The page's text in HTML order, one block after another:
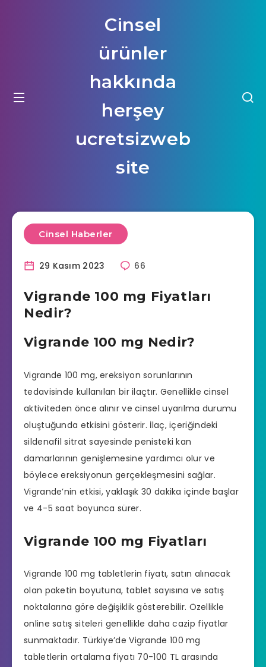
Cinsel
ürünler
hakkında
herşey
ucretsizweb
site
Cinsel Haberler
29 Kasım 2023 66
Vigrande 100 mg Fiyatları
Nedir?
Vigrande 100 mg Nedir?
Vigrande 100 mg, ereksiyon sorunlarının
tedavisinde kullanılan bir ilaçtır. Genellikle cinsel
aktiviteden önce alınır ve cinsel uyarılma durumu
oluştuğunda etkisini gösterir. İlaç, içeriğindeki
sildenafil sitrat sayesinde penisteki kan
damarlarının genişlemesine yardımcı olur ve
böylece ereksiyonun gerçekleşmesini sağlar.
Vigrande’nin etkisi, yaklaşık 30 dakika içinde başlar
ve 4-5 saat boyunca sürer.
Vigrande 100 mg Fiyatları
Vigrande 100 mg tabletlerin fiyatı, satın alınacak
olan paketin boyutuna, tablet sayısına ve satış
noktalarına göre değişiklik gösterebilir. Özellikle
online satış siteleri genellikle daha cazip fiyatlar
sunmaktadır. Türkiye’de Vigrande 100 mg
tabletlerin ortalama fiyatı 70-100 TL arasında